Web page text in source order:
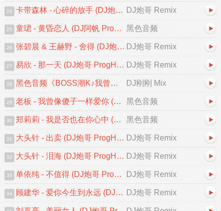
24 卡带森林 - 心碎的放手 (DJ炮哥 ProgHouse Remix 2026) DJ炮哥 Remix
25 童珺 - 黄昏恋人 (DJ阿帆 ProgHouse Remix 2026) 粤语 黑色音频
26 张碧晨 & 王赫野 - 舍得 (DJ炮哥 ProgHouse Remix 2026) DJ炮哥 Remix
27 易欣 - 那一天 (DJ炮哥 ProgHouse Remix 2026) DJ炮哥 Remix
28 黑色音频《BOSS潮K♪我曾像傻子一样爱你♪中文跳舞大碟V2》DJ刚刚 Mix DJ刚刚 Mix
29 老板 - 我曾像傻子一样爱你 (DJ阿贵 ProgHouse 2026 Remix) 黑色音频
30 郑莉莉 - 我是否也在你心中 (DJ阿贵 ProgHouse 2026 Remix) 黑色音频
31 大头针 - 出卖 (DJ炮哥 ProgHouse Remix 2026) DJ炮哥 Remix
32 大头针 - 泪海 (DJ炮哥 ProgHouse Remix 2026) DJ炮哥 Remix
33 单依纯 - 不值得 (DJ炮哥 ProgHouse Remix 2026) DJ炮哥 Remix
34 顾建华 - 爱你今生到永远 (DJ炮哥 ProgHouse Remix 2026) DJ炮哥 Remix